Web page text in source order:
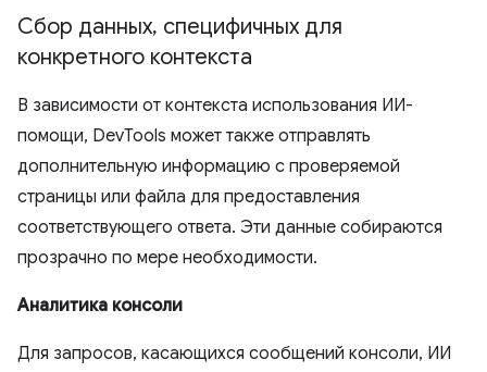
Сбор данных, специфичных для
конкретного контекста
В зависимости от контекста использования ИИ-
помощи, DevTools может также отправлять
дополнительную информацию с проверяемой
страницы или файла для предоставления
соответствующего ответа. Эти данные собираются
прозрачно по мере необходимости.
Аналитика консоли
Для запросов, касающихся сообщений консоли, ИИ